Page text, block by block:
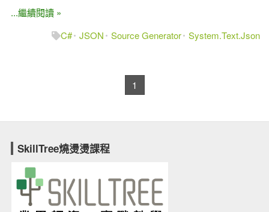
...繼續閱讀 »
C# JSON Source Generator System.Text.Json
1
SkillTree燒燙燙課程